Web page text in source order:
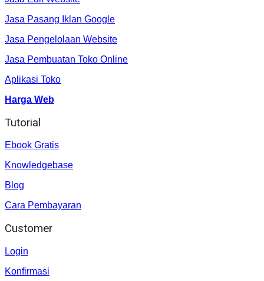
Jasa Pasang Iklan Google
Jasa Pengelolaan Website
Jasa Pembuatan Toko Online
Aplikasi Toko
Harga Web
Tutorial
Ebook Gratis
Knowledgebase
Blog
Cara Pembayaran
Customer
Login
Konfirmasi